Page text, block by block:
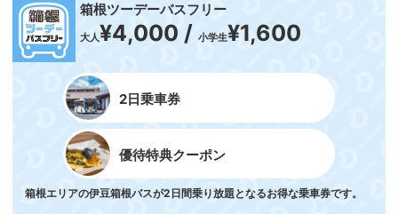
箱根ツーデーバスフリー
大人¥4,000 /小学生¥1,600
2日乗車券
優待特典クーポン
箱根エリアの伊豆箱根バスが2日間乗り放題となるお得な乗車券です。